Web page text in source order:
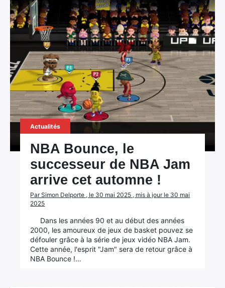
Actualités
NBA Bounce, le
successeur de NBA Jam
arrive cet automne !
Par Simon Delporte , le 30 mai 2025 , mis à jour le 30 mai
2025
Dans les années 90 et au début des années
2000, les amoureux de jeux de basket pouvez se
défouler grâce à la série de jeux vidéo NBA Jam.
Cette année, l'esprit "Jam" sera de retour grâce à
NBA Bounce !…